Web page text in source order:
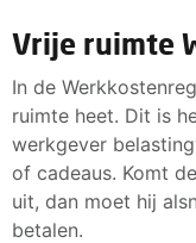
Vrije ruimte
In de
ruimte heet. Dit is
werkgever
of cadeaus. Komt
uit, dan moet hij
betalen.